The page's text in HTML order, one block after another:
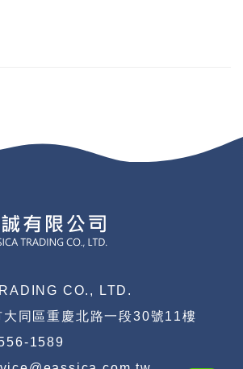
CO., LTD.
大同區重慶北路一段30號11樓
1589